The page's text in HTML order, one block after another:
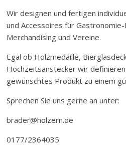
Wir designen und fertigen
und Accessoires für
Merchandising und Vereine.
Egal ob Holzmedaille,
Hochzeitsanstecker wir
gewünschtes Produkt zu einem
Sprechen Sie uns gerne an unter:
brader@holzern.de
0177/2364035